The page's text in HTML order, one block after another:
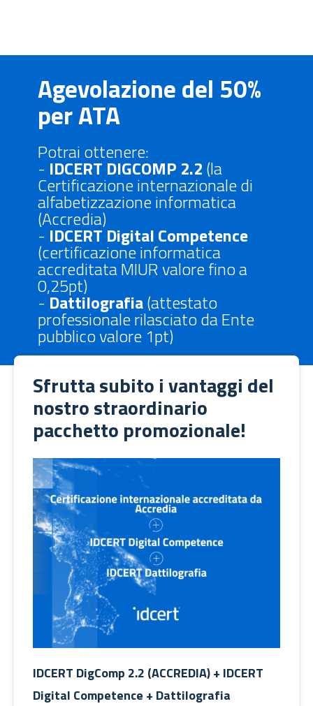
Agevolazione del 50%
per ATA
Potrai ottenere:
- IDCERT DIGCOMP 2.2(la
Certificazione internazionale di
alfabetizzazione informatica
(Accredia)
- ⁠IDCERT Digital Competence
(certificazione informatica
accreditata MIUR valore fino a
0,25pt)
- ⁠Dattilografia(attestato
professionale rilasciato da Ente
pubblico valore 1pt)
Sfrutta subito i vantaggi del
nostro straordinario
pacchetto promozionale!
IDCERT DigComp 2.2 (ACCREDIA) + IDCERT
Digital Competence + Dattilografia